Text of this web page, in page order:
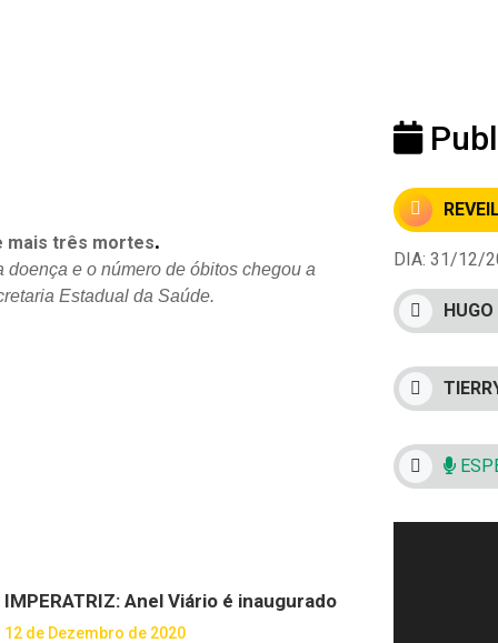
mais três mortes.
doença e o número de óbitos chegou a
Estadual da Saúde.
IMPERATRIZ: Anel Viário é inaugurado
12 de Dezembro de 2020
DIA: 31/12/
HUGO